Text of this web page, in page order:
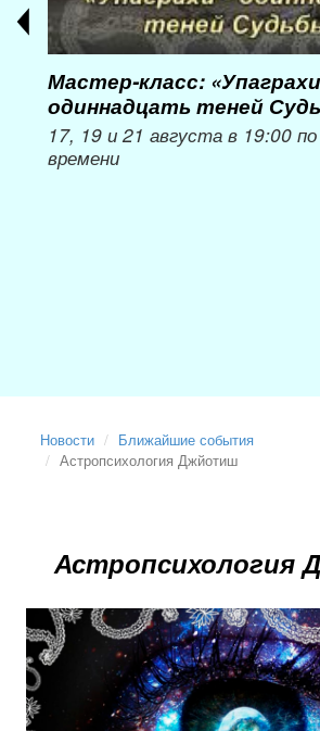
Мастер-класс:
одиннадцать теней
17, 19 и 21 августа в 19:00
времени
Новости
Ближайшие события
Астропсихология Джйотиш
Астропсихология